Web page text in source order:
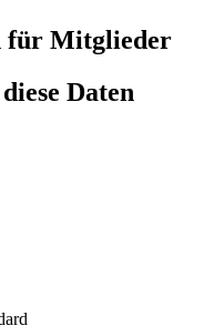
für Mitglieder
Daten